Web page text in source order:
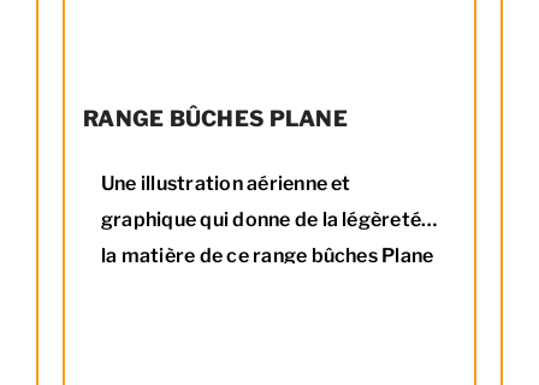
RANGE BÛCHES PLANE
Une illustration aérienne et
graphique qui donne de la légèreté à
la matière de ce range bûches Plane